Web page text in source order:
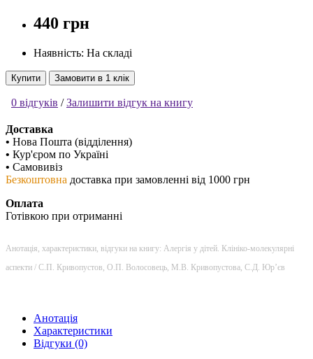
440 грн
Наявність: На складі
Купити Замовити в 1 клік
0 відгуків /Залишити відгук на книгу
Доставка
• Нова Пошта (відділення)
• Кур'єром по Україні
• Самовивіз
Безкоштовна доставка при замовленні від 1000 грн
Оплата
Готівкою при отриманні
Анотація, характеристики, відгуки на книгу: Алергія у дітей. Клініко-молекулярні
аспекти / С.П. Кривопустов, О.П. Волосовець, М.В. Кривопустова, С.Д. Юр’єв
Анотація
Характеристики
Відгуки (0)